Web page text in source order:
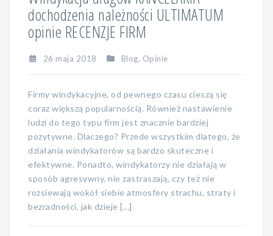
dochodzenia należności ULTIMATUM
opinie RECENZJE FIRM
26 maja 2018 Blog, Opinie
Firmy windykacyjne, od pewnego czasu cieszą się
coraz większą popularnością. Również nastawienie
ludzi do tego typu firm jest znacznie bardziej
pozytywne. Dlaczego? Przede wszystkim dlatego, że
działania windykatorów są bardzo skuteczne i
efektywne. Ponadto, windykatorzy nie działają w
sposób agresywny, nie zastraszają, czy też nie
rozsiewają wokół siebie atmosfery strachu, straty i
bezradności, jak dzieje […]